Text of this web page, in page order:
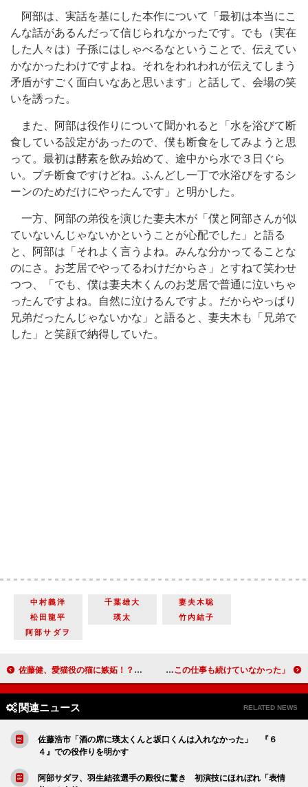
阿部は、実話を基にした本作について「最初は本当にこ
んな話があるんだって信じられなかったです。でも（実在
した人々は）子孫にはしゃべるなということで、伝えてい
かなかったわけですよね。それをわれわれが伝えてしまう
矛盾がすごく面白いなあと思います」と話して、会場の笑
いを誘った。
また、阿部は役作りについて聞かれると「水を浴びて断
食している設定があったので、僕も断食をしてみようと思
って。最初は酵素を飲み始めて、途中から水で３日ぐら
い。プチ断食ですけどね。ふんどし一丁で水浴びをするシ
ーンのためだけにやったんです」と明かした。
一方、阿部の弟役を演じた妻夫木が「僕と阿部さんが似
ていないんじゃないかということが心配でした」と語る
と、阿部は「それよく言うよね。みんな分かってることな
のにさ。お芝居でやってるわけだからさ」とすねて笑わせ
つつ、「でも、僕は妻夫木くんのお芝居で普通に泣いちゃ
ったんですよね。自然に泣けるんですよ。だからやっぱり
兄弟だったんじゃないかな」と語ると、妻夫木も「兄弟で
した」と笑顔で納得していた。
中村義洋 千葉雄大
妻夫木聡
松田龍平
瑛太
竹内結子
阿部サダヲ
佐藤健、愛猫役の猫に嫉妬！？ 「猫には勝てないっすね」と苦笑い 屋良朝幸、主演ミュージカルは７割がダンス！ 「ダンスがなかったらこの仕事も続けていなかった」
関連ニュース RELATED NEWS
佐藤浩市「酒の席に瑛太くんと坂口くんは入れなかった」 『６
４』での役作りを明かす
阿部サダヲ、羽生結弦選手の殿役に驚き 初演技にほれぼれ「表情